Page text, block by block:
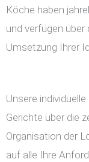
Köche haben
und verfügen
Umsetzung Ihrer
Unsere
Gerichte über die
Organisation der
auf alle Ihre